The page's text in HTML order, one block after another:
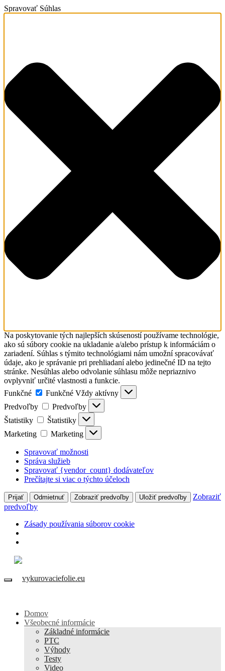
Spravovať Súhlas
Na poskytovanie tých najlepších skúseností používame technológie,
ako sú súbory cookie na ukladanie a/alebo prístup k informáciám o
zariadení. Súhlas s týmito technológiami nám umožní spracovávať
údaje, ako je správanie pri prehliadaní alebo jedinečné ID na tejto
stránke. Nesúhlas alebo odvolanie súhlasu môže nepriaznivo
ovplyvniť určité vlastnosti a funkcie.
Funkčné
Funkčné Vždy aktívny
Predvoľby
Predvoľby
Štatistiky
Štatistiky
Marketing
Marketing
Spravovať možnosti
Správa služieb
Spravovať {vendor_count} dodávateľov
Prečítajte si viac o týchto účeloch
Prijať Odmietnuť Zobraziť predvoľby Uložiť predvoľby
Zobraziť
predvoľby
Zásady používania súborov cookie
Domov
Všeobecné informácie
Základné informácie
PTC
Výhody
Testy
Video